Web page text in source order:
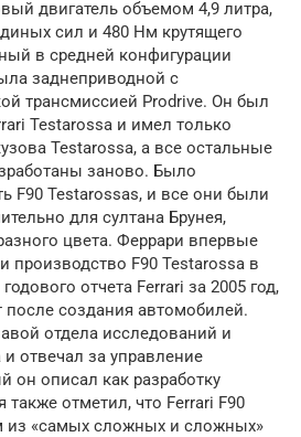
двигатель объемом 4,9 литра,
сил и 480 Нм крутящего
в средней конфигурации
заднеприводной с
трансмиссией Prodrive. Он был
Testarossa и имел только
Testarossa, а все остальные
заново. Было
F90 Testarossas, и все они были
для султана Брунея,
цвета. Феррари впервые
производство F90 Testarossa в
отчета Ferrari за 2005 год,
после создания автомобилей.
отдела исследований и
и отвечал за управление
он описал как разработку
также отметил, что Ferrari F90
из «самых сложных и сложных»